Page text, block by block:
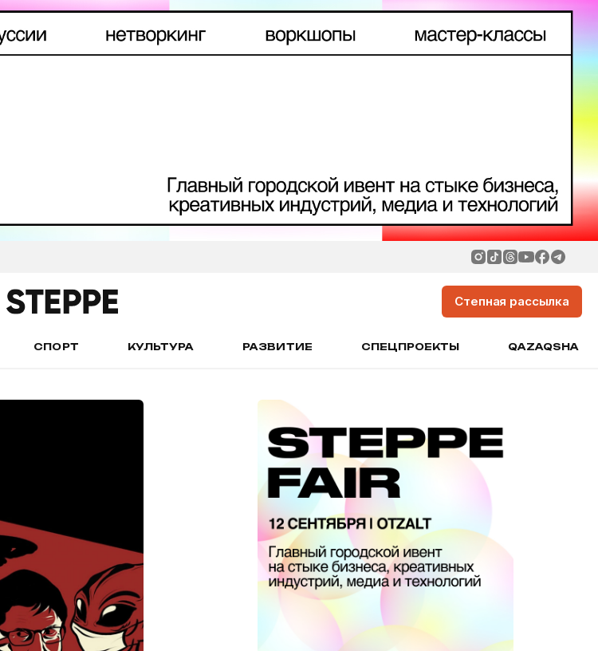
Степная рассылка
СПОРТ КУЛЬТУРА РАЗВИТИЕ СПЕЦПРОЕКТЫ QAZAQSHA